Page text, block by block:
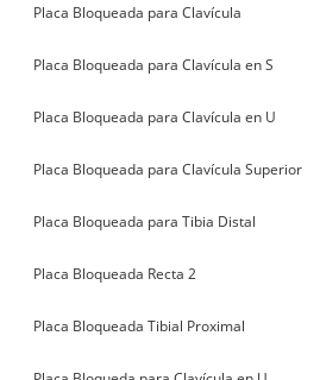
Placa Bloqueada para Clavícula
Placa Bloqueada para Clavícula en S
Placa Bloqueada para Clavícula en U
Placa Bloqueada para Clavícula Superior
Placa Bloqueada para Tibia Distal
Placa Bloqueada Recta 2
Placa Bloqueada Tibial Proximal